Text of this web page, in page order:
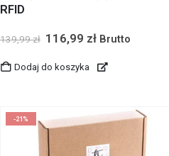
RFID
139,99zł 116,99 zł Brutto
Dodaj do koszyka
-21%